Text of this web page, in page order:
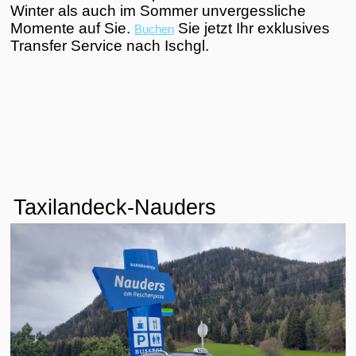
Winter als auch im Sommer unvergessliche
Momente auf Sie. Buchen Sie jetzt Ihr exklusives
Transfer Service nach Ischgl.
Taxilandeck-Nauders